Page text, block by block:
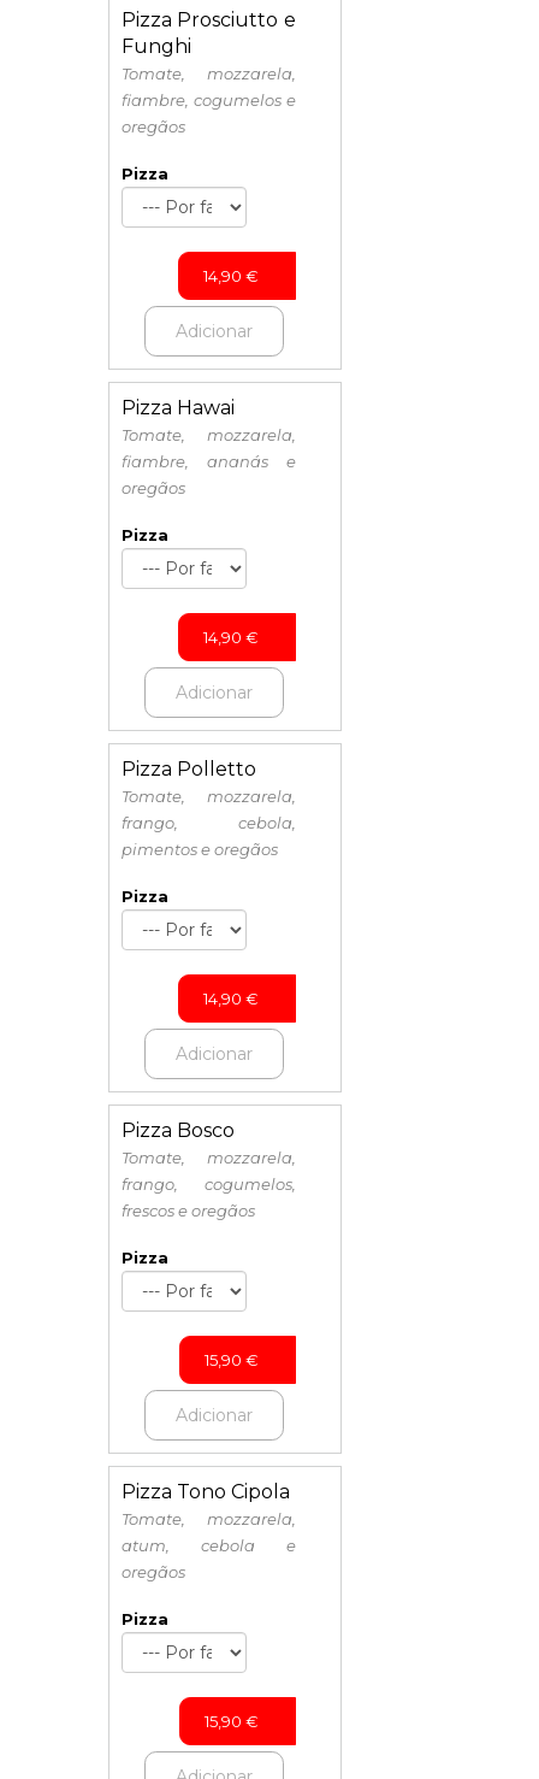
Pizza Prosciutto e
Funghi
Tomate, mozzarela,
fiambre, cogumelos e
oregãos
Pizza
14,90 €
Adicionar
Pizza Hawai
Tomate, mozzarela,
fiambre, ananás e
oregãos
Pizza
14,90 €
Adicionar
Pizza Polletto
Tomate, mozzarela,
frango, cebola,
pimentos e oregãos
Pizza
14,90 €
Adicionar
Pizza Bosco
Tomate, mozzarela,
frango, cogumelos,
frescos e oregãos
Pizza
15,90 €
Adicionar
Pizza Tono Cipola
Tomate, mozzarela,
atum, cebola e
oregãos
Pizza
15,90 €